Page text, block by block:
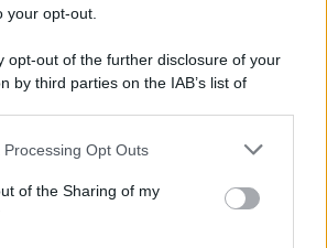
your opt-out.
opt-out of the further disclosure of your
by third parties on the IAB’s list of
also be disclosed by us to third parties
third parties.
Opt Outs
of the Sharing of my
PREFERENZE PRIVACY